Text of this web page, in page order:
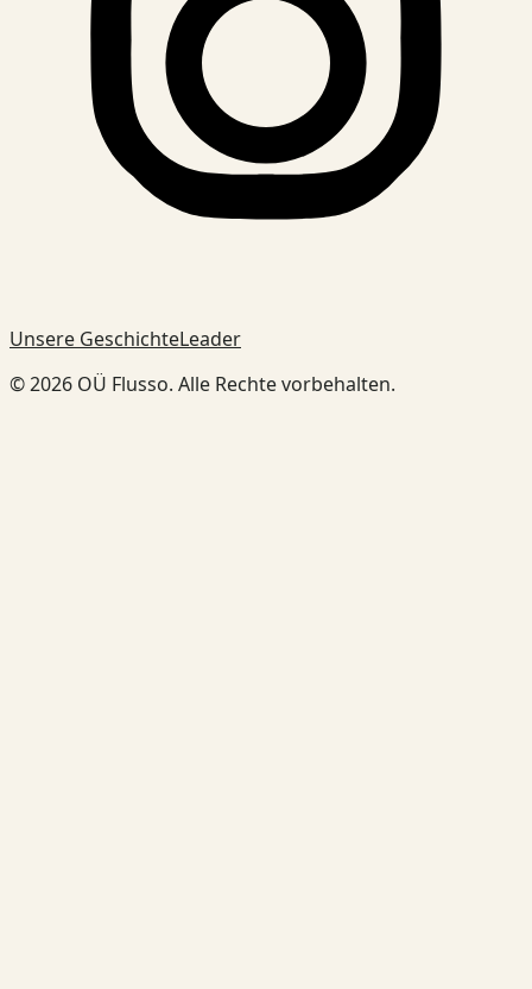
Unsere GeschichteLeader
© 2026 OÜ Flusso. Alle Rechte vorbehalten.